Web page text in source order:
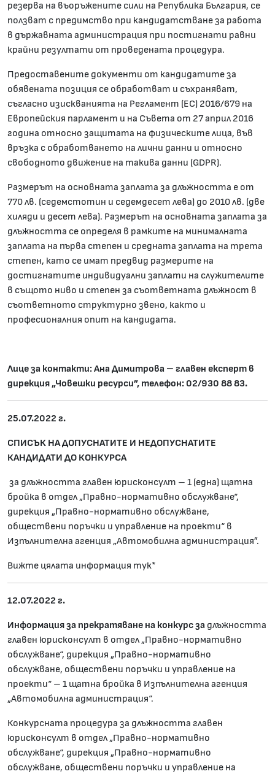
резерва на въоръжените сили на Република България, се
ползват с предимство при кандидатстване за работа
в държавната администрация при постигнати равни
крайни резултати от проведената процедура.
Предоставените документи от кандидатите за
обявената позиция се обработват и съхраняват,
съгласно изискванията на Регламент (ЕС) 2016/679 на
Европейския парламент и на Съвета от 27 април 2016
година относно защитата на физическите лица, във
връзка с обработването на лични данни и относно
свободното движение на такива данни (GDPR).
Размерът на основната заплата за длъжността е от
770 лв. (седемстотин и седемдесет лева) до 2010 лв. (две
хиляди и десет лева). Размерът на основната заплата за
длъжността се определя в рамките на минималната
заплата на първа степен и средната заплата на трета
степен, като се имат предвид размерите на
достигнатите индивидуални заплати на служителите
в същото ниво и степен за съответната длъжност в
съответното структурно звено, както и
професионалния опит на кандидата.
Лице за контакти: Ана Димитрова – главен експерт в
дирекция „Човешки ресурси”, телефон: 02/930 88 83.
25.07.2022 г.
СПИСЪК НА ДОПУСНАТИТЕ И НЕДОПУСНАТИТЕ
КАНДИДАТИ ДО КОНКУРСА
за длъжността главен юрисконсулт – 1 (една) щатна
бройка в отдел „Правно-нормативно обслужване“,
дирекция „Правно-нормативно обслужване,
обществени поръчки и управление на проекти“ в
Изпълнителна агенция „Автомобилна администрация”.
Вижте цялата информация тук*
12.07.2022 г.
Информация за прекратяване на конкурс за длъжността
главен юрисконсулт в отдел „Правно-нормативно
обслужване“, дирекция „Правно-нормативно
обслужване, обществени поръчки и управление на
проекти“ – 1 щатна бройка в Изпълнителна агенция
„Автомобилна администрация“.
Конкурсната процедура за длъжността главен
юрисконсулт в отдел „Правно-нормативно
обслужване“, дирекция „Правно-нормативно
обслужване, обществени поръчки и управление на